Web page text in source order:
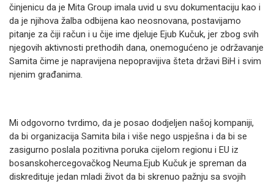
činjenicu da je Mita Group imala uvid u svu dokumentaciju kao i
da je njihova žalba odbijena kao neosnovana, postavijamo
pitanje za čiji račun i u čije ime djeluje Ejub Kučuk, jer zbog svih
njegovih aktivnosti prethodih dana, onemogućeno je održavanje
Samita čime je napravijena nepopravijiva šteta državi BiH i svim
njenim građanima.
Mi odgovorno tvrdimo, da je posao dodjeljen našoj kompaniji,
da bi organizacija Samita bila i više nego uspješna i da bi se
zasigurno poslala pozitivna poruka cijelom regionu i EU iz
bosanskohercegovačkog Neuma.Ejub Kučuk je spreman da
diskredituje jedan mladi život da bi skrenuo pažnju sa svojih